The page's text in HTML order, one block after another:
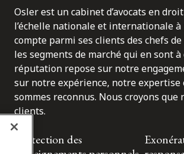
Osler est un cabinet d’avocats en
l’échelle nationale et internationale
compte parmi ses clients des chefs
les segments de marché qui en sont
réputation repose sur notre
sur notre expérience, notre
sommes reconnus. Nous croyons
clients.
Protection des